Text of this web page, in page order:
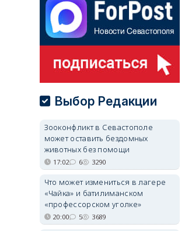
Выбор Редакции
Зооконфликт в Севастополе
может оставить бездомных
животных без помощи
17:02 6 3290
Что может измениться в лагере
«Чайка» и батилиманском
«профессорском уголке»
20:00 5 3689